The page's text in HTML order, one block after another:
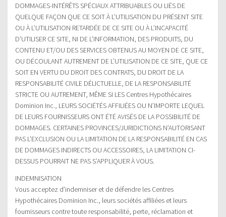
DOMMAGES-INTÉRÊTS SPÉCIAUX ATTRIBUABLES OU LIÉS DE
QUELQUE FAÇON QUE CE SOIT À L’UTILISATION DU PRÉSENT SITE
OU À L’UTILISATION RETARDÉE DE CE SITE OU À L’INCAPACITÉ
D’UTILISER CE SITE, NI DE L’INFORMATION, DES PRODUITS, DU
CONTENU ET/OU DES SERVICES OBTENUS AU MOYEN DE CE SITE,
OU DÉCOULANT AUTREMENT DE L’UTILISATION DE CE SITE, QUE CE
SOIT EN VERTU DU DROIT DES CONTRATS, DU DROIT DE LA
RESPONSABILITÉ CIVILE DÉLICTUELLE, DE LA RESPONSABILITÉ
STRICTE OU AUTREMENT, MÊME SI LES Centres Hypothécaires
Dominion Inc., LEURS SOCIÉTÉS AFFILIÉES OU N’IMPORTE LEQUEL
DE LEURS FOURNISSEURS ONT ÉTÉ AVISÉS DE LA POSSIBILITÉ DE
DOMMAGES. CERTAINES PROVINCES/JURIDICTIONS N’AUTORISANT
PAS L’EXCLUSION OU LA LIMITATION DE LA RESPONSABILITÉ EN CAS
DE DOMMAGES INDIRECTS OU ACCESSOIRES, LA LIMITATION CI-
DESSUS POURRAIT NE PAS S’APPLIQUER À VOUS.
INDEMNISATION
Vous acceptez d’indemniser et de défendre les Centres
Hypothécaires Dominion Inc., leurs sociétés affiliées et leurs
fournisseurs contre toute responsabilité, perte, réclamation et